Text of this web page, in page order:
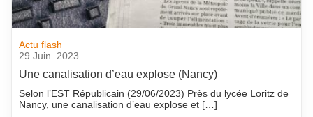
Actu flash
29 Juin. 2023
Une canalisation d’eau explose (Nancy)
Selon l’EST Républicain (29/06/2023) Près du lycée Loritz de
Nancy, une canalisation d’eau explose et […]